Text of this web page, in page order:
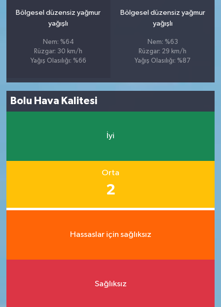
Bölgesel düzensiz yağmur
yağışlı
Nem: %64
Rüzgar: 30 km/h
Yağış Olasılığı: %66
Bölgesel düzensiz yağmur
yağışlı
Nem: %63
Rüzgar: 29 km/h
Yağış Olasılığı: %87
Bolu Hava Kalitesi
İyi
Orta
2
Hassaslar için sağlıksız
Sağlıksız